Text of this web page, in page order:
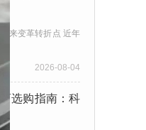
来变革转折点 近年
2026-08-04
选购指南：科